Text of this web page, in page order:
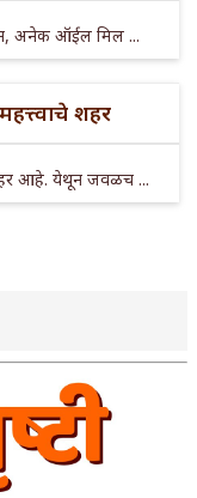
अनेक ऑईल मिल ...
शहर
आहे. येथून जवळच ...